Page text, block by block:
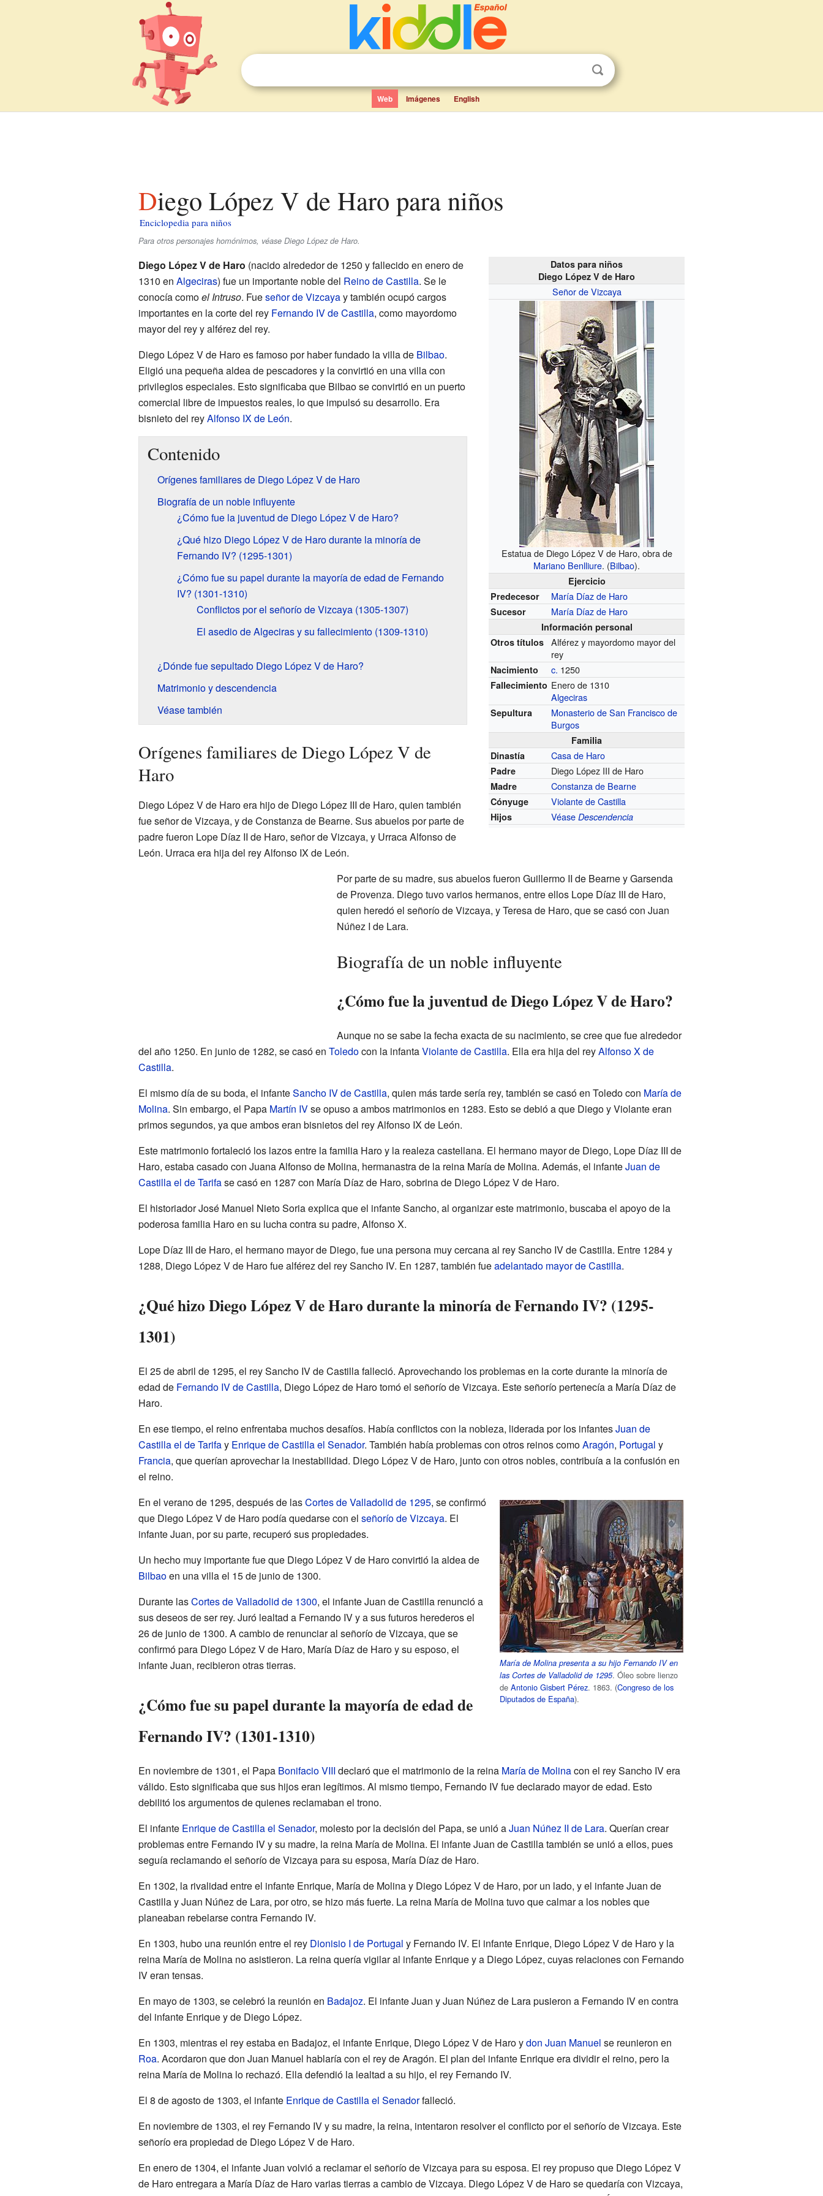
Web Imágenes English
Diego López V de Haro para niños
Enciclopedia para niños
Para otros personajes homónimos, véase Diego López de Haro.
Datos para niños
Diego López V de Haro
Señor de Vizcaya
Estatua de Diego López V de Haro, obra de
Mariano Benlliure. (Bilbao).
Ejercicio
Predecesor
María Díaz de Haro
Sucesor María Díaz de Haro
Información personal
Otros títulos
Alférez y mayordomo mayor del
rey
Nacimiento c. 1250
Fallecimiento Enero de 1310
Algeciras
Sepultura
Monasterio de San Francisco de
Burgos
Familia
Dinastía
Casa de Haro
Padre Diego López III de Haro
Madre Constanza de Bearne
Cónyuge Violante de Castilla
Hijos VéaseDescendencia
Diego López V de Haro (nacido alrededor de 1250 y fallecido en enero de
1310 en Algeciras) fue un importante noble del Reino de Castilla. Se le
conocía comoel Intruso. Fueseñor de Vizcayay también ocupó cargos
importantes en la corte del rey Fernando IV de Castilla, como mayordomo
mayor del rey y alférez del rey.
Diego López V de Haro es famoso por haber fundado la villa de Bilbao.
Eligió una pequeña aldea de pescadores y la convirtió en una villa con
privilegios especiales. Esto significaba que Bilbao se convirtió en un puerto
comercial libre de impuestos reales, lo que impulsó su desarrollo. Era
bisnieto del reyAlfonso IX de León.
Contenido
Orígenes familiares de Diego López V de Haro
Biografía de un noble influyente
¿Cómo fue la juventud de Diego López V de Haro?
¿Qué hizo Diego López V de Haro durante la minoría de
Fernando IV? (1295-1301)
¿Cómo fue su papel durante la mayoría de edad de Fernando
IV? (1301-1310)
Conflictos por el señorío de Vizcaya (1305-1307)
El asedio de Algeciras y su fallecimiento (1309-1310)
¿Dónde fue sepultado Diego López V de Haro?
Matrimonio y descendencia
Véase también
Orígenes familiares de Diego López V de
Haro
Diego López V de Haro era hijo de Diego López III de Haro, quien también
fue señor de Vizcaya, y de Constanza de Bearne. Sus abuelos por parte de
padre fueron Lope Díaz II de Haro, señor de Vizcaya, y Urraca Alfonso de
León. Urraca era hija del rey Alfonso IX de León.
Por parte de su madre, sus abuelos fueron Guillermo II de Bearne y Garsenda
de Provenza. Diego tuvo varios hermanos, entre ellos Lope Díaz III de Haro,
quien heredó el señorío de Vizcaya, y Teresa de Haro, que se casó con Juan
Núñez I de Lara.
Biografía de un noble influyente
¿Cómo fue la juventud de Diego López V de Haro?
Aunque no se sabe la fecha exacta de su nacimiento, se cree que fue alrededor
del año 1250. En junio de 1282, se casó en Toledocon la infantaViolante de Castilla. Ella era hija del reyAlfonso X de
Castilla.
El mismo día de su boda, el infanteSancho IV de Castilla, quien más tarde sería rey, también se casó en Toledo con María de
Molina. Sin embargo, el Papa Martín IVse opuso a ambos matrimonios en 1283. Esto se debió a que Diego y Violante eran
primos segundos, ya que ambos eran bisnietos del rey Alfonso IX de León.
Este matrimonio fortaleció los lazos entre la familia Haro y la realeza castellana. El hermano mayor de Diego, Lope Díaz III de
Haro, estaba casado con Juana Alfonso de Molina, hermanastra de la reina María de Molina. Además, el infanteJuan de
Castilla el de Tarifase casó en 1287 con María Díaz de Haro, sobrina de Diego López V de Haro.
El historiador José Manuel Nieto Soria explica que el infante Sancho, al organizar este matrimonio, buscaba el apoyo de la
poderosa familia Haro en su lucha contra su padre, Alfonso X.
Lope Díaz III de Haro, el hermano mayor de Diego, fue una persona muy cercana al rey Sancho IV de Castilla. Entre 1284 y
1288, Diego López V de Haro fue alférez del rey Sancho IV. En 1287, también fueadelantado mayor de Castilla.
¿Qué hizo Diego López V de Haro durante la minoría de Fernando IV? (1295-
1301)
El 25 de abril de 1295, el rey Sancho IV de Castilla falleció. Aprovechando los problemas en la corte durante la minoría de
edad de Fernando IV de Castilla, Diego López de Haro tomó el señorío de Vizcaya. Este señorío pertenecía a María Díaz de
Haro.
En ese tiempo, el reino enfrentaba muchos desafíos. Había conflictos con la nobleza, liderada por los infantesJuan de
Castilla el de Tarifay Enrique de Castilla el Senador. También había problemas con otros reinos comoAragón, Portugal y
Francia, que querían aprovechar la inestabilidad. Diego López V de Haro, junto con otros nobles, contribuía a la confusión en
el reino.
María de Molina presenta a su hijo Fernando IV en
las Cortes de Valladolid de 1295. Óleo sobre lienzo
deAntonio Gisbert Pérez. 1863. (Congreso de los
Diputados de España).
En el verano de 1295, después de lasCortes de Valladolid de 1295, se confirmó
que Diego López V de Haro podía quedarse con el señorío de Vizcaya. El
infante Juan, por su parte, recuperó sus propiedades.
Un hecho muy importante fue que Diego López V de Haro convirtió la aldea de
Bilbaoen una villa el 15 de junio de 1300.
Durante lasCortes de Valladolid de 1300, el infante Juan de Castilla renunció a
sus deseos de ser rey. Juró lealtad a Fernando IV y a sus futuros herederos el
26 de junio de 1300. A cambio de renunciar al señorío de Vizcaya, que se
confirmó para Diego López V de Haro, María Díaz de Haro y su esposo, el
infante Juan, recibieron otras tierras.
¿Cómo fue su papel durante la mayoría de edad de
Fernando IV? (1301-1310)
En noviembre de 1301, el Papa Bonifacio VIII declaró que el matrimonio de la reina María de Molinacon el rey Sancho IV era
válido. Esto significaba que sus hijos eran legítimos. Al mismo tiempo, Fernando IV fue declarado mayor de edad. Esto
debilitó los argumentos de quienes reclamaban el trono.
El infante Enrique de Castilla el Senador, molesto por la decisión del Papa, se unió aJuan Núñez II de Lara. Querían crear
problemas entre Fernando IV y su madre, la reina María de Molina. El infante Juan de Castilla también se unió a ellos, pues
seguía reclamando el señorío de Vizcaya para su esposa, María Díaz de Haro.
En 1302, la rivalidad entre el infante Enrique, María de Molina y Diego López V de Haro, por un lado, y el infante Juan de
Castilla y Juan Núñez de Lara, por otro, se hizo más fuerte. La reina María de Molina tuvo que calmar a los nobles que
planeaban rebelarse contra Fernando IV.
En 1303, hubo una reunión entre el rey Dionisio I de Portugal y Fernando IV. El infante Enrique, Diego López V de Haro y la
reina María de Molina no asistieron. La reina quería vigilar al infante Enrique y a Diego López, cuyas relaciones con Fernando
IV eran tensas.
En mayo de 1303, se celebró la reunión en Badajoz. El infante Juan y Juan Núñez de Lara pusieron a Fernando IV en contra
del infante Enrique y de Diego López.
En 1303, mientras el rey estaba en Badajoz, el infante Enrique, Diego López V de Haro ydon Juan Manuel se reunieron en
Roa. Acordaron que don Juan Manuel hablaría con el rey de Aragón. El plan del infante Enrique era dividir el reino, pero la
reina María de Molina lo rechazó. Ella defendió la lealtad a su hijo, el rey Fernando IV.
El 8 de agosto de 1303, el infante Enrique de Castilla el Senadorfalleció.
En noviembre de 1303, el rey Fernando IV y su madre, la reina, intentaron resolver el conflicto por el señorío de Vizcaya. Este
señorío era propiedad de Diego López V de Haro.
En enero de 1304, el infante Juan volvió a reclamar el señorío de Vizcaya para su esposa. El rey propuso que Diego López V
de Haro entregara a María Díaz de Haro varias tierras a cambio de Vizcaya. Diego López V de Haro se quedaría con Vizcaya,